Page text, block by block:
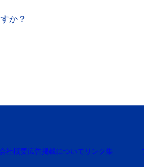
とはできません。
か、虚偽と考えられる記載がある場
込）＋デジタル版5,940円（税込
か？
社概要広告掲載について リンク集